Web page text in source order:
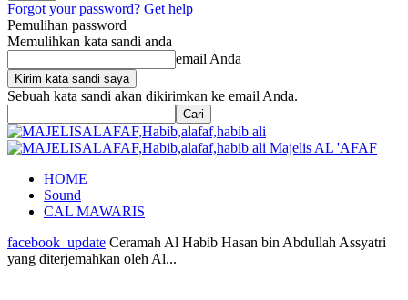
Forgot your password? Get help
Pemulihan password
Memulihkan kata sandi anda
email Anda
Sebuah kata sandi akan dikirimkan ke email Anda.
Majelis AL 'AFAF
HOME
Sound
CAL MAWARIS
facebook_update Ceramah Al Habib Hasan bin Abdullah Assyatri
yang diterjemahkan oleh Al...